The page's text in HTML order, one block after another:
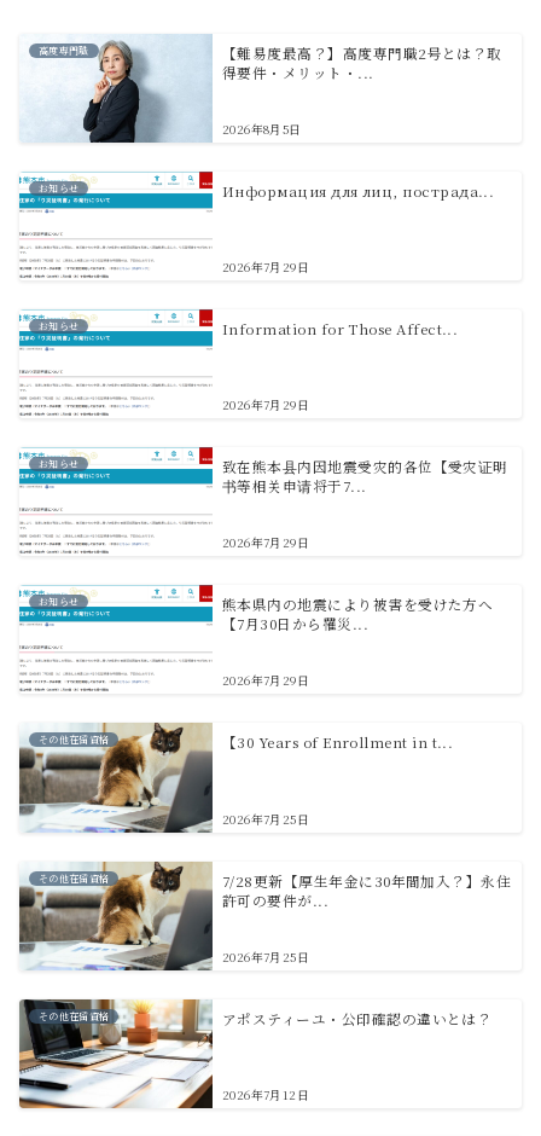
高度専門職
【難易度最高？】高度専門職2号とは？取
得要件・メリット・...
2026年8月5日
お知らせ Информация для лиц, пострада...
2026年7月29日
お知らせ Information for Those Affect...
2026年7月29日
お知らせ
致在熊本县内因地震受灾的各位【受灾证明
书等相关申请将于7...
2026年7月29日
お知らせ
熊本県内の地震により被害を受けた方へ
【7月30日から罹災...
2026年7月29日
その他在留資格 【30 Years of Enrollment in t...
2026年7月25日
その他在留資格
7/28更新【厚生年金に30年間加入？】永住
許可の要件が...
2026年7月25日
その他在留資格 アポスティーユ・公印確認の違いとは？
2026年7月12日